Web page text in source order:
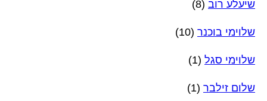
שיעלע רוב (8)
שלוימי בוכנר (10)
שלוימי סגל (1)
שלום זילבר (1)